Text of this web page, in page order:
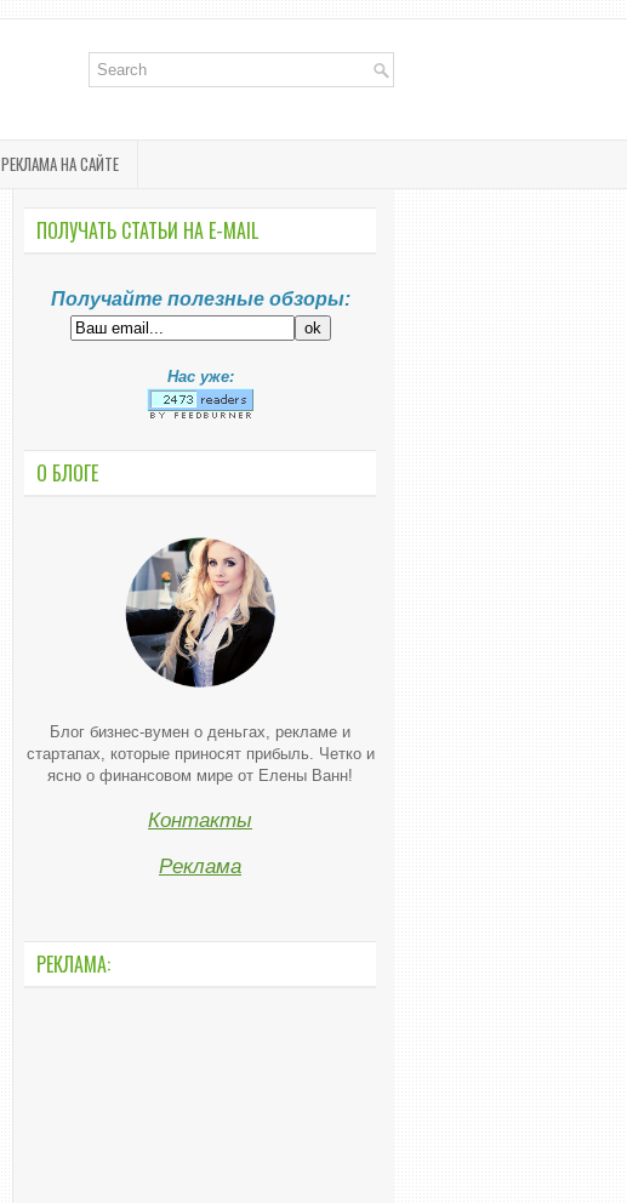
РЕКЛАМА НА САЙТЕ
ПОЛУЧАТЬ СТАТЬИ НА E-MАIL
Получайте полезные обзоры:
Нас уже:
О БЛОГЕ
Блог бизнес-вумен о деньгах, рекламе и
стартапах, которые приносят прибыль. Четко и
ясно о финансовом мире от Елены Ванн!
Контакты
Реклама
РЕКЛАМА: